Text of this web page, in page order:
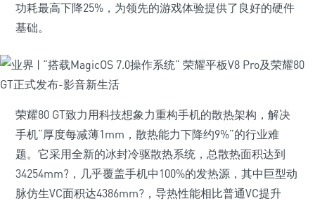
功耗最高下降25%，为领先的游戏体验提供了良好的硬件
基础。
荣耀80 GT致力用科技想象力重构手机的散热架构，解决
手机“厚度每减薄1mm，散热能力下降约9%”的行业难
题。它采用全新的冰封冷驱散热系统，总散热面积达到
34254mm?，几乎覆盖手机中100%的发热源，其中巨型动
脉仿生VC面积达4386mm?，导热性能相比普通VC提升